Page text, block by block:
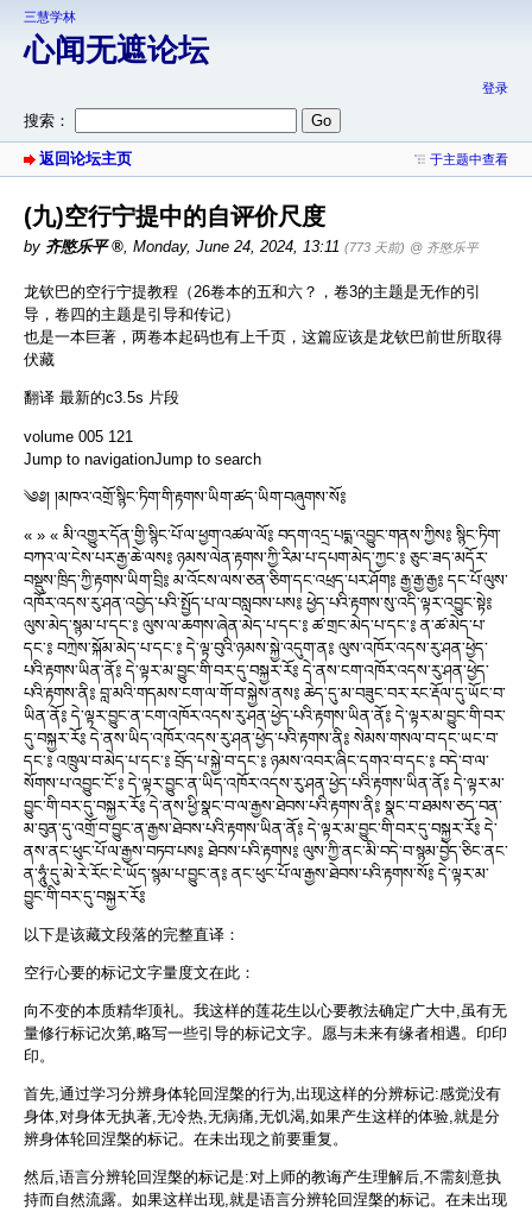
三慧学林
心闻无遮论坛
登录
搜索：
返回论坛主页 于主题中查看
(九)空行宁提中的自评价尺度
by 齐愍乐平 , Monday, June 24, 2024, 13:11 (773 天前) @ 齐愍乐平
龙钦巴的空行宁提教程（26卷本的五和六？，卷3的主题是无作的引
导，卷四的主题是引导和传记）
也是一本巨著，两卷本起码也有上千页，这篇应该是龙钦巴前世所取得
伏藏
翻译 最新的c3.5s 片段
volume 005 121
Jump to navigationJump to search
༄༅། །མཁའ་འགྲོ་སྙིང་ཏིག་གི་རྟགས་ཡིག་ཚད་ཡིག་བཞུགས་སོ༔
« » « མི་འགྱུར་དོན་གྱི་སྙིང་པོ་ལ་ཕྱག་འཚལ་ལོ༔ བདག་འདྲ་པདྨ་འབྱུང་གནས་ཀྱིས༔ སྙིང་ཏིག་
བཀའ་ལ་ངེས་པར་རྒྱ་ཆེ་ལས༔ ཉམས་ལེན་རྟགས་ཀྱི་རིམ་པ་དཔག་མེད་ཀྱང་༔ ཅུང་ཟད་མདོར་
བསྡུས་ཁྲིད་ཀྱི་རྟགས་ཡིག་བྲི༔ མ་འོངས་ལས་ཅན་ཅིག་དང་འཕྲད་པར་ཤོག༔ རྒྱ་རྒྱ་རྒྱ༔ དང་པོ་ལུས་
འཁོར་འདས་རུ་ཤན་འབྱེད་པའི་སྤྱོད་པ་ལ་བསླབས་པས༔ ཕྱེད་པའི་རྟགས་སུ་འདི་ལྟར་འབྱུང་སྟེ༔
ལུས་མེད་སྙམ་པ་དང་༔ ལུས་ལ་ཆགས་ཞེན་མེད་པ་དང་༔ ཚ་གྲང་མེད་པ་དང་༔ ན་ཚ་མེད་པ་
དང་༔ བཀྲེས་སྐོམ་མེད་པ་དང་༔ དེ་ལྟ་བུའི་ཉམས་སྐྱེ་འདུག་ན༔ ལུས་འཁོར་འདས་རུ་ཤན་ཕྱེད་
པའི་རྟགས་ཡིན་ནོ༔ དེ་ལྟར་མ་བྱུང་གི་བར་དུ་བསྐྱར་རོ༔ དེ་ནས་ངག་འཁོར་འདས་རུ་ཤན་ཕྱེད་
པའི་རྟགས་ནི༔ བླ་མའི་གདམས་ངག་ལ་གོ་བ་སྐྱེས་ནས༔ ཆེད་དུ་མ་བཟུང་བར་རང་རྡོལ་དུ་ཡོང་བ་
ཡིན་ནོ༔ དེ་ལྟར་བྱུང་ན་ངག་འཁོར་འདས་རུ་ཤན་ཕྱེད་པའི་རྟགས་ཡིན་ནོ༔ དེ་ལྟར་མ་བྱུང་གི་བར་
དུ་བསྐྱར་རོ༔ དེ་ནས་ཡིད་འཁོར་འདས་རུ་ཤན་ཕྱེད་པའི་རྟགས་ནི༔ སེམས་གསལ་བ་དང་ཡང་བ་
དང་༔ འཁྲུལ་བ་མེད་པ་དང་༔ བྲོད་པ་སྐྱེ་བ་དང་༔ ཉམས་འབར་ཞིང་དགའ་བ་དང་༔ བདེ་བ་ལ་
སོགས་པ་འབྱུང་ངོ་༔ དེ་ལྟར་བྱུང་ན་ཡིད་འཁོར་འདས་རུ་ཤན་ཕྱེད་པའི་རྟགས་ཡིན་ནོ༔ དེ་ལྟར་མ་
བྱུང་གི་བར་དུ་བསྐྱར་རོ༔ དེ་ནས་ཕྱི་སྣང་བ་ལ་རྒྱས་ཐེབས་པའི་རྟགས་ནི༔ སྣང་བ་ཐམས་ཅད་བན་
མ་བུན་དུ་འགྲོ་བ་བྱུང་ན་རྒྱས་ཐེབས་པའི་རྟགས་ཡིན་ནོ༔ དེ་ལྟར་མ་བྱུང་གི་བར་དུ་བསྐྱར་རོ༔ དེ་
ནས་ནང་ཕུང་པོ་ལ་རྒྱས་བཏབ་པས༔ ཐེབས་པའི་རྟགས༔ ལུས་ཀྱི་ནང་མི་བདེ་བ་སྙམ་བྱེད་ཅིང་ནང་
ན་ཧཱུཾ་དུ་མེ་རེ་རོང་ངེ་ཡོད་སྙམ་པ་བྱུང་ན༔ ནང་ཕུང་པོ་ལ་རྒྱས་ཐེབས་པའི་རྟགས་སོ༔ དེ་ལྟར་མ་
བྱུང་གི་བར་དུ་བསྐྱར་རོ༔
以下是该藏文段落的完整直译：
空行心要的标记文字量度文在此：
向不变的本质精华顶礼。我这样的莲花生以心要教法确定广大中,虽有无
量修行标记次第,略写一些引导的标记文字。愿与未来有缘者相遇。印印
印。
首先,通过学习分辨身体轮回涅槃的行为,出现这样的分辨标记:感觉没有
身体,对身体无执著,无冷热,无病痛,无饥渴,如果产生这样的体验,就是分
辨身体轮回涅槃的标记。在未出现之前要重复。
然后,语言分辨轮回涅槃的标记是:对上师的教诲产生理解后,不需刻意执
持而自然流露。如果这样出现,就是语言分辨轮回涅槃的标记。在未出现